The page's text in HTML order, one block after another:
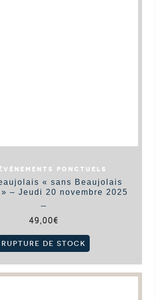
PONCTUELS
« sans Beaujolais
» – Jeudi 20 novembre 2025
49,00€
RUPTURE DE STOCK